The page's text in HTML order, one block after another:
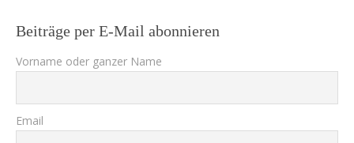
Beiträge per E-Mail abonnieren
Vorname oder ganzer Name
Email